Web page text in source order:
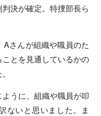
決が確定。特捜部長ら
Aさんが組織や職員のた
とを見通しているかの
ように、組織や職員が叩
ないと思いました。ま